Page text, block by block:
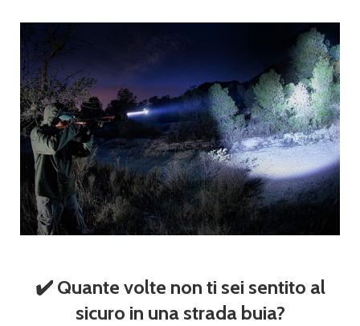
✔️ Quante volte non ti sei sentito al
sicuro in una strada buia?